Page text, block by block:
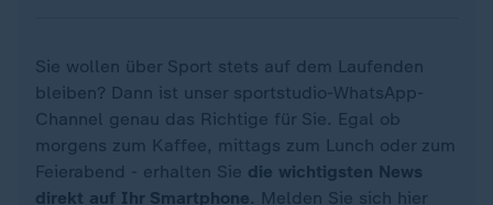
Sie wollen über Sport stets auf dem Laufenden
bleiben? Dann ist unser sportstudio-WhatsApp-
Channel genau das Richtige für Sie. Egal ob
morgens zum Kaffee, mittags zum Lunch oder zum
Feierabend - erhalten Sie die wichtigsten News
direkt auf Ihr Smartphone. Melden Sie sich hier